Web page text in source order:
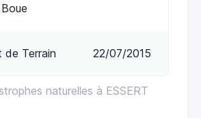
naturelles à ESSERT
de Terrain 22/07/2015